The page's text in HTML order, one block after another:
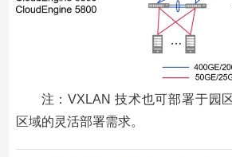
注：VXLAN 技术也可部署于园
区域的灵活部署需求。